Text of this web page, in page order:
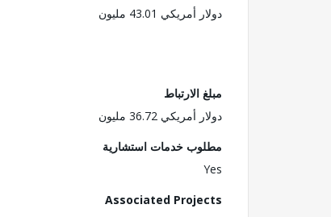
دولار أمريكي 43.01 مليون
مبلغ الارتباط
دولار أمريكي 36.72 مليون
مطلوب خدمات استشارية
Yes
Associated Projects